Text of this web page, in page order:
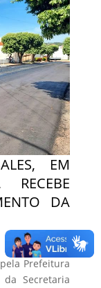
EM
RECEBE
DA
Prefeitura
Secretaria